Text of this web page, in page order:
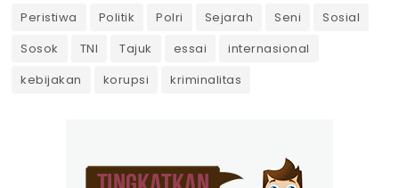
Peristiwa
Politik Polri Sejarah Seni
Sosial
Sosok
TNI Tajuk essai
internasional
kebijakan
korupsi kriminalitas